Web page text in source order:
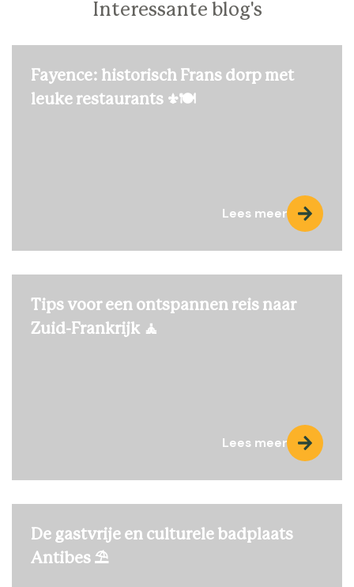
Interessante blog's
Fayence: historisch Frans dorp met
leuke restaurants ⚜️🍽️
Lees meer
Tips voor een ontspannen reis naar
Zuid-Frankrijk 🧘
Lees meer
De gastvrije en culturele badplaats
Antibes ⛱️